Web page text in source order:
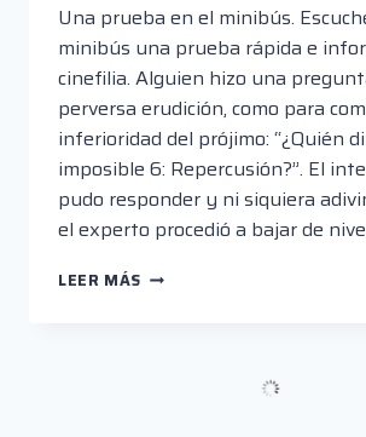
Una prueba en el minibús.
minibús una prueba rápida e
cinefilia. Alguien hizo una
perversa erudición, como para
inferioridad del prójimo: “¿Quién
imposible 6: Repercusión?”. El
pudo responder y ni siquiera
el experto procedió a bajar de
LEER MÁS PIEDRAS